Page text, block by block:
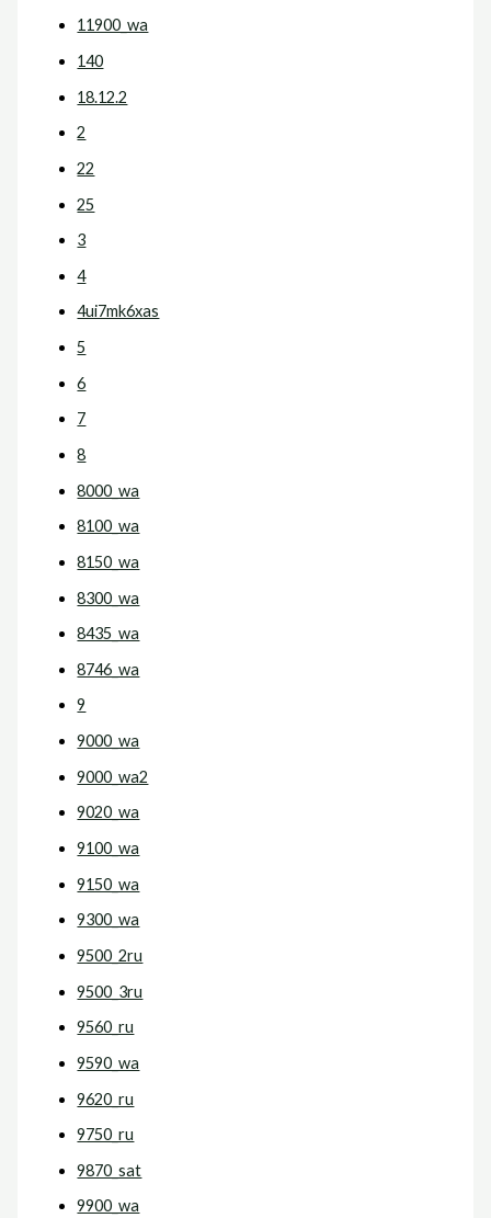
11900_wa
140
18.12.2
2
22
25
3
4
4ui7mk6xas
5
6
7
8
8000_wa
8100_wa
8150_wa
8300_wa
8435_wa
8746_wa
9
9000_wa
9000_wa2
9020_wa
9100_wa
9150_wa
9300_wa
9500_2ru
9500_3ru
9560_ru
9590_wa
9620_ru
9750_ru
9870_sat
9900_wa